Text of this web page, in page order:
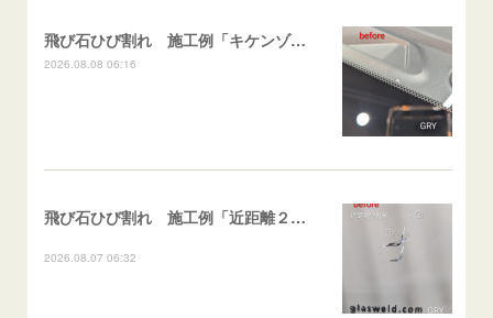
飛び石ひび割れ 施工例「キケンゾーン範囲・ストレートブレイク」フェアレディＺ
2026.08.08 06:16
飛び石ひび割れ 施工例「近距離２箇所・パーシャル系+ストレート系」CX-8
2026.08.07 06:32